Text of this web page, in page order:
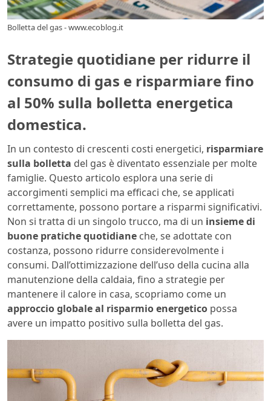
Bolletta del gas - www.ecoblog.it
Strategie quotidiane per ridurre il
consumo di gas e risparmiare fino
al 50% sulla bolletta energetica
domestica.
In un contesto di crescenti costi energetici, risparmiare
sulla bolletta del gas è diventato essenziale per molte
famiglie. Questo articolo esplora una serie di
accorgimenti semplici ma efficaci che, se applicati
correttamente, possono portare a risparmi significativi.
Non si tratta di un singolo trucco, ma di un insieme di
buone pratiche quotidiane che, se adottate con
costanza, possono ridurre considerevolmente i
consumi. Dall’ottimizzazione dell’uso della cucina alla
manutenzione della caldaia, fino a strategie per
mantenere il calore in casa, scopriamo come un
approccio globale al risparmio energetico possa
avere un impatto positivo sulla bolletta del gas.